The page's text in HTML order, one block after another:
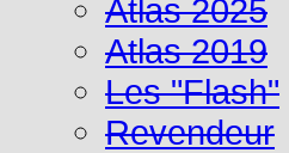
Atlas 2025
Atlas 2019
Les "Flash"
Revendeur